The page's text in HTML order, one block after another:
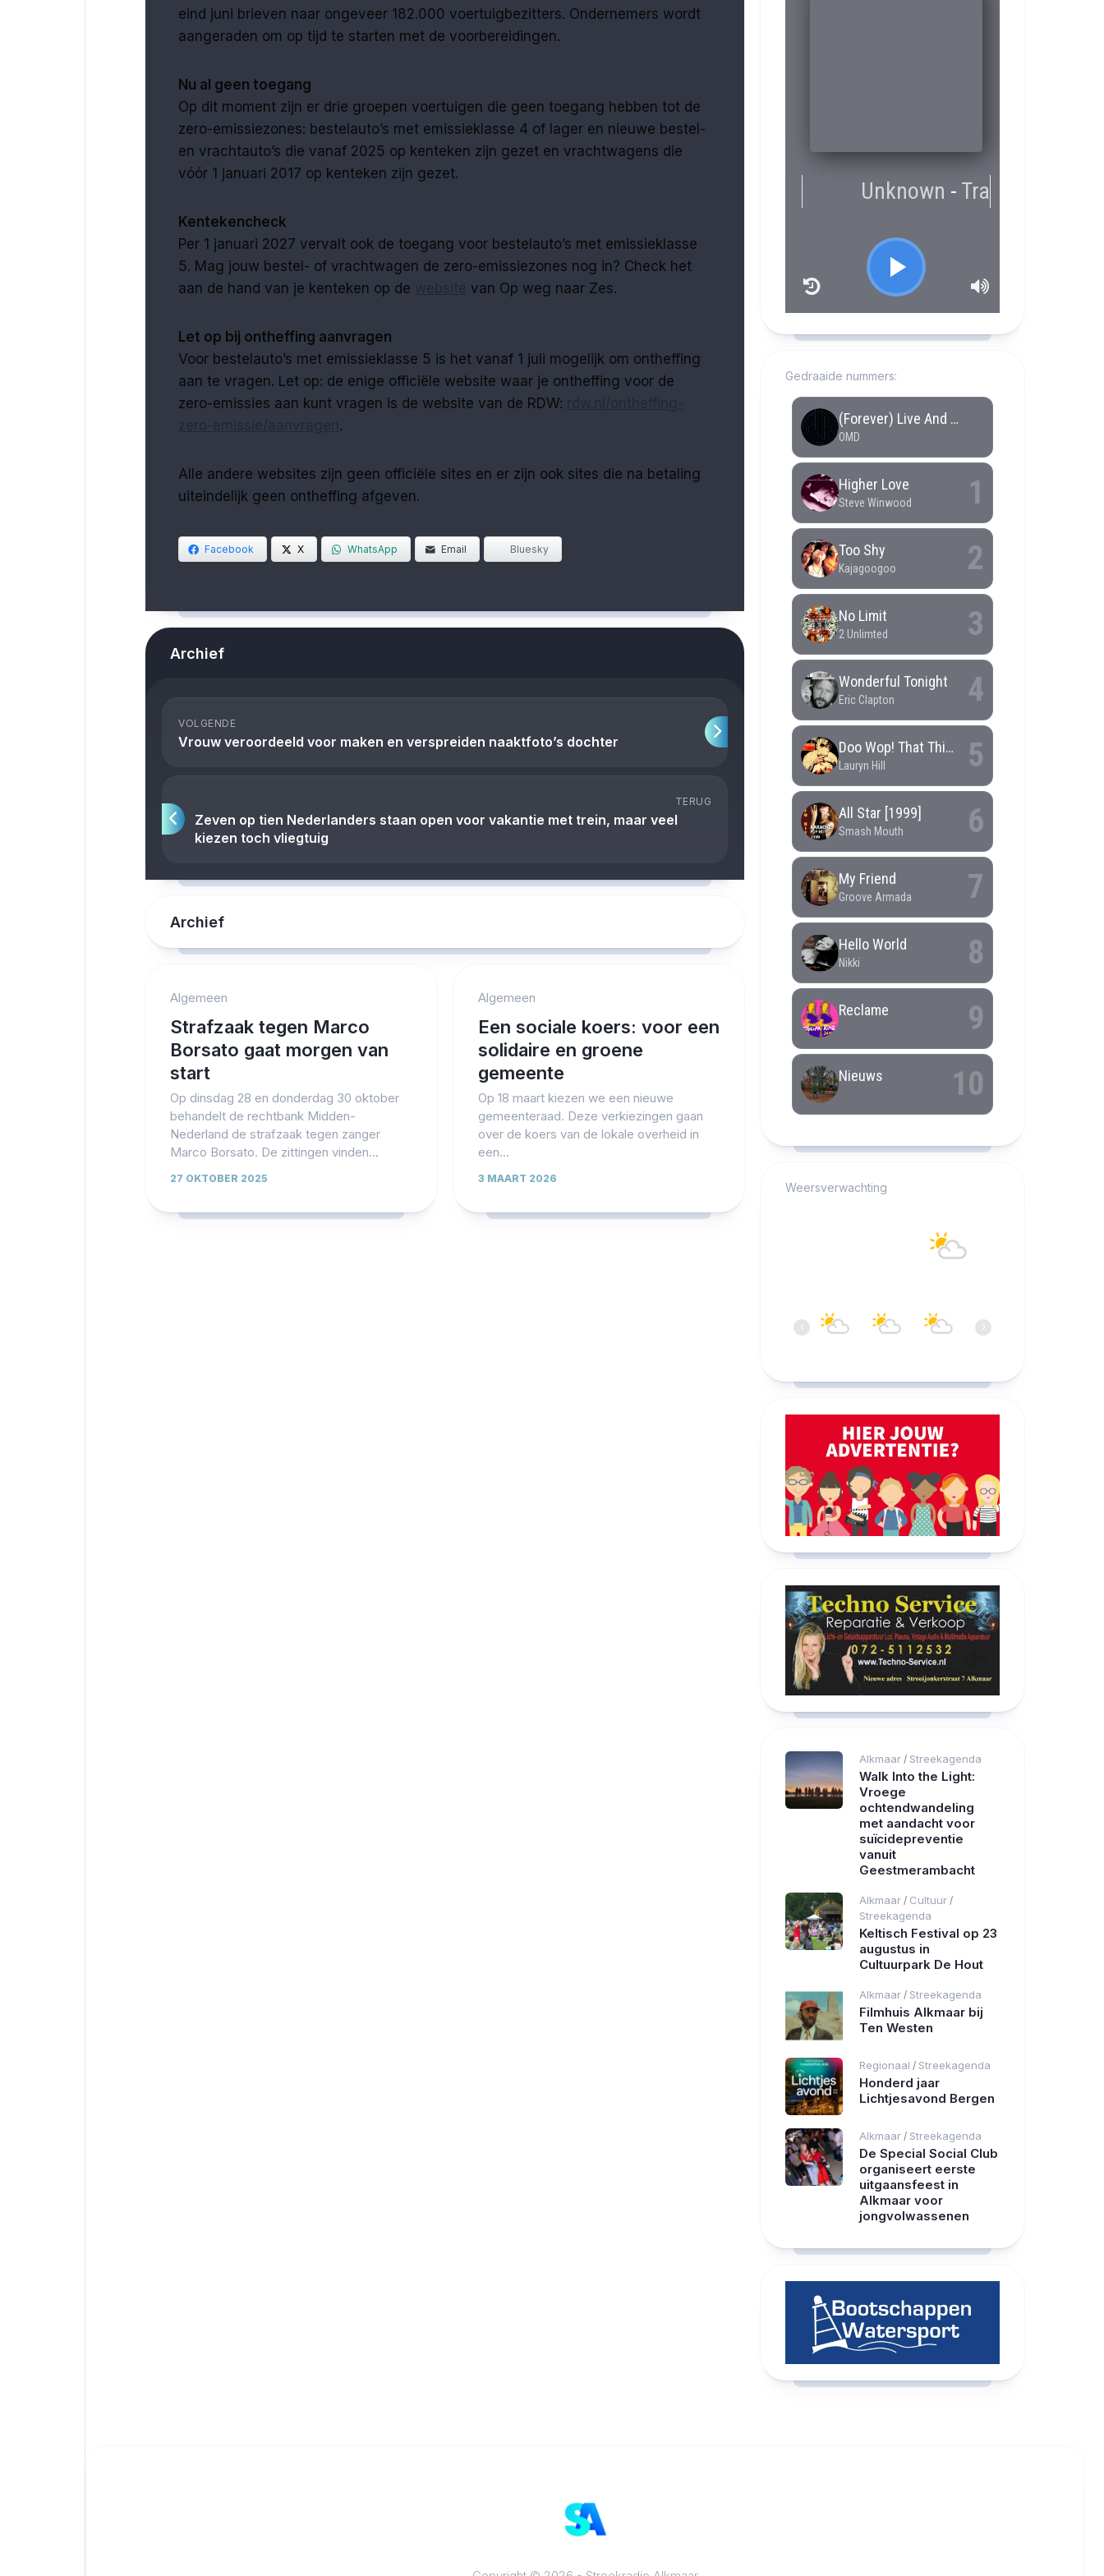
eind juni brieven naar ongeveer 182.000 voertuigbezitters. Ondernemers wordt
aangeraden om op tijd te starten met de voorbereidingen.
Nu al geen toegang
Op dit moment zijn er drie groepen voertuigen die geen toegang hebben tot de
zero-emissiezones: bestelauto’s met emissieklasse 4 of lager en nieuwe bestel-
en vrachtauto’s die vanaf 2025 op kenteken zijn gezet en vrachtwagens die
vóór 1 januari 2017 op kenteken zijn gezet.
Kentekencheck
Per 1 januari 2027 vervalt ook de toegang voor bestelauto’s met emissieklasse
5. Mag jouw bestel- of vrachtwagen de zero-emissiezones nog in? Check het
aan de hand van je kenteken op de
van Op weg naar Zes.
Let op bij ontheffing aanvragen
Voor bestelauto’s met emissieklasse 5 is het vanaf 1 juli mogelijk om ontheffing
aan te vragen. Let op: de enige officiële website waar je ontheffing voor de
zero-emissies aan kunt vragen is de website van de RDW:
.
Alle andere websites zijn geen officiële sites en er zijn ook sites die na betaling
uiteindelijk geen ontheffing afgeven.
Facebook X WhatsApp Email Bluesky
Archief
VOLGENDE
Vrouw veroordeeld voor maken en verspreiden naaktfoto’s dochter
TERUG
Zeven op tien Nederlanders staan open voor vakantie met trein, maar veel
kiezen toch vliegtuig
Archief
Algemeen
Strafzaak tegen Marco
Borsato gaat morgen van
start
Op dinsdag 28 en donderdag 30 oktober
behandelt de rechtbank Midden-
Nederland de strafzaak tegen zanger
Marco Borsato. De zittingen vinden...
27 OKTOBER 2025
Algemeen
Een sociale koers: voor een
solidaire en groene
gemeente
Op 18 maart kiezen we een nieuwe
gemeenteraad. Deze verkiezingen gaan
over de koers van de lokale overheid in
een...
3 MAART 2026
Gedraaide nummers:
Weersverwachting
‹ ›
Alkmaar / Streekagenda
Walk Into the Light:
Vroege
ochtendwandeling
met aandacht voor
suïcidepreventie
vanuit
Geestmerambacht
Alkmaar / Cultuur /
Streekagenda
Keltisch Festival op 23
augustus in
Cultuurpark De Hout
Alkmaar / Streekagenda
Filmhuis Alkmaar bij
Ten Westen
Regionaal / Streekagenda
Honderd jaar
Lichtjesavond Bergen
Alkmaar / Streekagenda
De Special Social Club
organiseert eerste
uitgaansfeest in
Alkmaar voor
jongvolwassenen